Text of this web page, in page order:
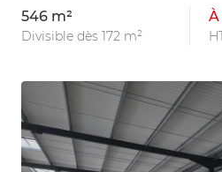
546 m²
Divisible dès 172 m²